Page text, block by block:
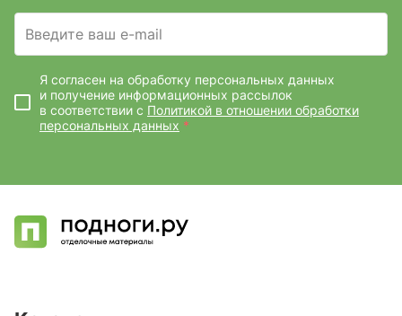
Введите ваш e-mail
Я согласен на обработку персональных данных
и получение информационных рассылок
в соответствии с Политикой в отношении обработки
персональных данных *